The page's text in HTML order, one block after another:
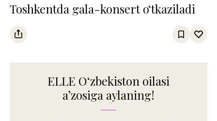
Toshkentda gala-konsert o‘tkaziladi
ELLE Oʻzbekiston oilasi
aʼzosiga aylaning!